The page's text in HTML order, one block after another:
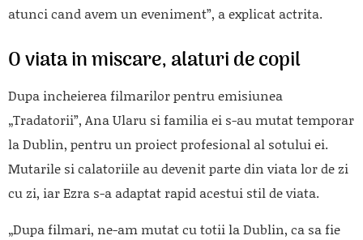
atunci cand avem un eveniment”, a explicat actrita.
O viata in miscare, alaturi de copil
Dupa incheierea filmarilor pentru emisiunea
„Tradatorii”, Ana Ularu si familia ei s-au mutat temporar
la Dublin, pentru un proiect profesional al sotului ei.
Mutarile si calatoriile au devenit parte din viata lor de zi
cu zi, iar Ezra s-a adaptat rapid acestui stil de viata.
„Dupa filmari, ne-am mutat cu totii la Dublin, ca sa fie